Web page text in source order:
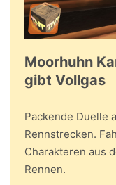
Moorhuhn
gibt Vollgas
Packende Duelle
Rennstrecken.
Charakteren aus
Rennen.